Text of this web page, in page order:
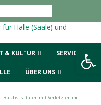
& KULTUR SERVICE
ÜBER UNS
Raubstraftaten mit Verletzten im
Werkzeugleiste öffnen